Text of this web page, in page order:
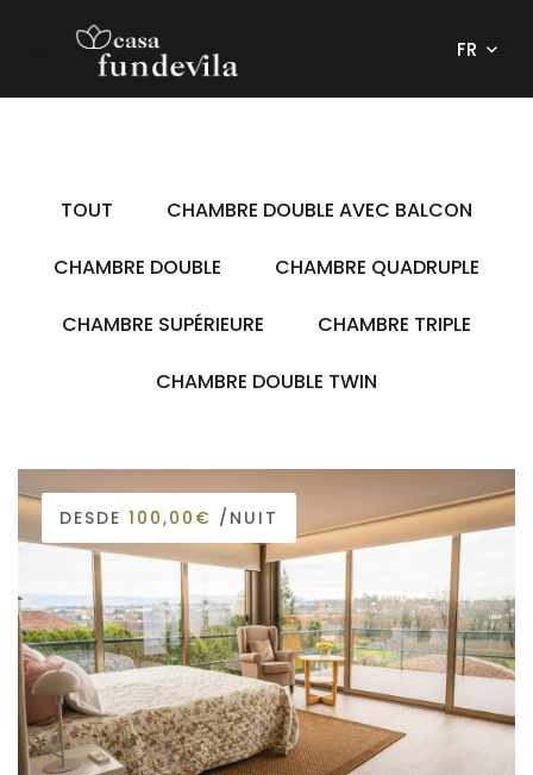
FR
TOUT CHAMBRE DOUBLE AVEC BALCON
CHAMBRE DOUBLE CHAMBRE QUADRUPLE
CHAMBRE SUPÉRIEURE CHAMBRE TRIPLE
CHAMBRE DOUBLE TWIN
DESDE 100,00€ /NUIT